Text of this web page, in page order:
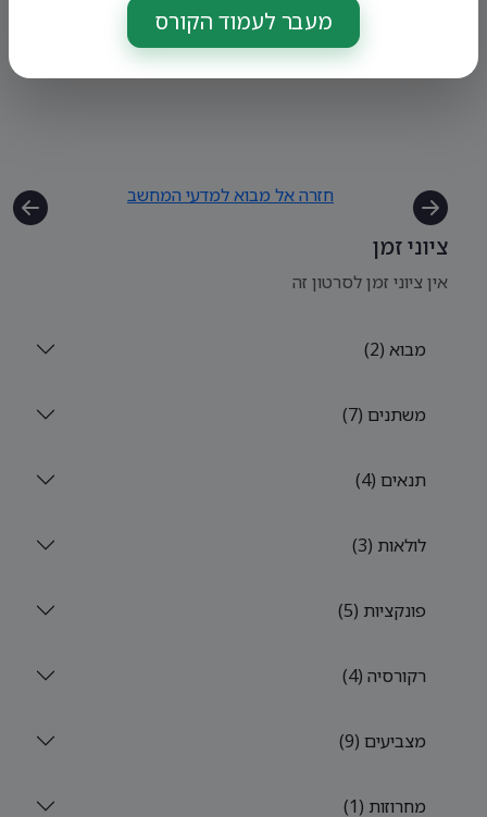
חזרה אל מבוא למדעי המחשב
ציוני זמן
אין ציוני זמן לסרטון זה
מבוא (2)
משתנים (7)
תנאים (4)
לולאות (3)
פונקציות (5)
רקורסיה (4)
מצביעים (9)
מחרוזות (1)
מעבר לעמוד הקורס